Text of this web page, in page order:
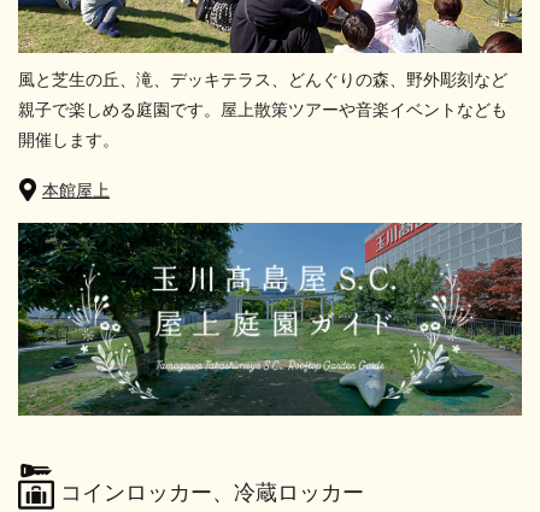
風と芝生の丘、滝、デッキテラス、どんぐりの森、野外彫刻など
親子で楽しめる庭園です。屋上散策ツアーや音楽イベントなども
開催します。
本館屋上
コインロッカー、冷蔵ロッカー